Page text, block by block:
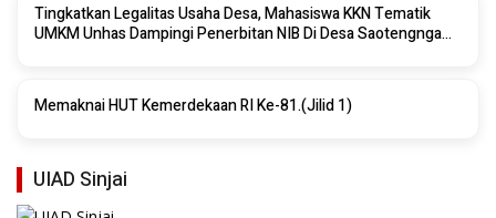
Tingkatkan Legalitas Usaha Desa, Mahasiswa KKN Tematik
UMKM Unhas Dampingi Penerbitan NIB Di Desa Saotengnga
Memaknai HUT Kemerdekaan RI Ke-81.(Jilid 1)
UIAD Sinjai